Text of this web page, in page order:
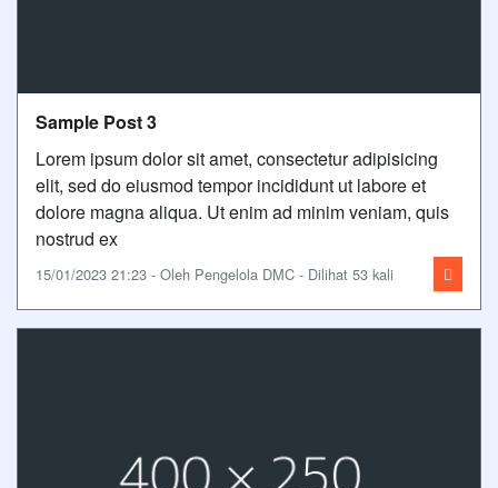
Sample Post 3
Lorem ipsum dolor sit amet, consectetur adipisicing
elit, sed do eiusmod tempor incididunt ut labore et
dolore magna aliqua. Ut enim ad minim veniam, quis
nostrud ex
15/01/2023 21:23 - Oleh Pengelola DMC - Dilihat 53 kali